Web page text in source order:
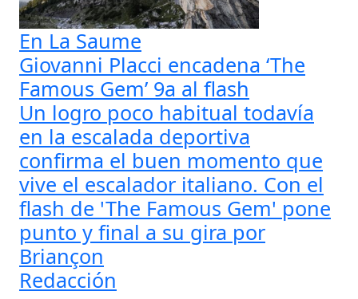
En La Saume
Giovanni Placci encadena ‘The
Famous Gem’ 9a al flash
Un logro poco habitual todavía
en la escalada deportiva
confirma el buen momento que
vive el escalador italiano. Con el
flash de 'The Famous Gem' pone
punto y final a su gira por
Briançon
Redacción